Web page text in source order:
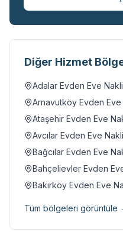
Diğer Hizmet
Adalar Evden Eve
Arnavutköy Evden
Ataşehir Evden Eve
Avcılar Evden Eve
Bağcılar Evden Eve
Bahçelievler Evden
Bakırköy Evden Eve
Tüm bölgeleri görüntüle